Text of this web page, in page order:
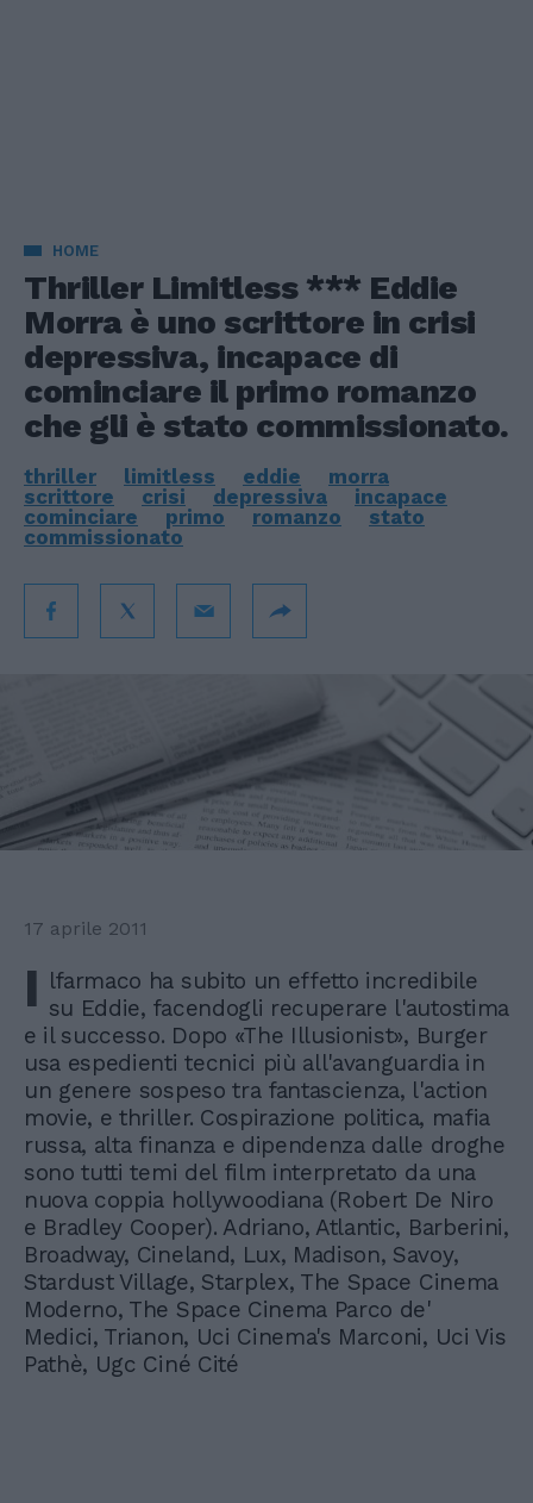
HOME
Thriller Limitless *** Eddie
Morra è uno scrittore in crisi
depressiva, incapace di
cominciare il primo romanzo
che gli è stato commissionato.
thriller limitless eddie
morra
scrittore
crisi depressiva
incapace
cominciare
primo romanzo
stato
commissionato
17 aprile 2011
I lfarmaco ha subito un effetto incredibile
su Eddie, facendogli recuperare l'autostima
e il successo. Dopo «The Illusionist», Burger
usa espedienti tecnici più all'avanguardia in
un genere sospeso tra fantascienza, l'action
movie, e thriller. Cospirazione politica, mafia
russa, alta finanza e dipendenza dalle droghe
sono tutti temi del film interpretato da una
nuova coppia hollywoodiana (Robert De Niro
e Bradley Cooper). Adriano, Atlantic, Barberini,
Broadway, Cineland, Lux, Madison, Savoy,
Stardust Village, Starplex, The Space Cinema
Moderno, The Space Cinema Parco de'
Medici, Trianon, Uci Cinema's Marconi, Uci Vis
Pathè, Ugc Ciné Cité